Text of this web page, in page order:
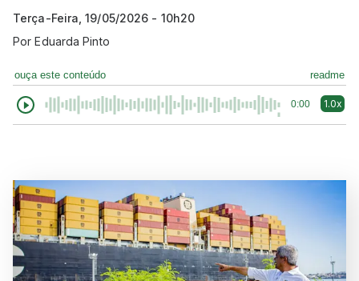
Terça-Feira, 19/05/2026 - 10h20
PorEduarda Pinto
ouça este conteúdo readme
0:00 1.0x